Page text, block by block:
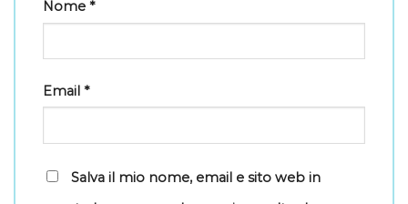
Nome *
Email *
Salva il mio nome, email e sito web in